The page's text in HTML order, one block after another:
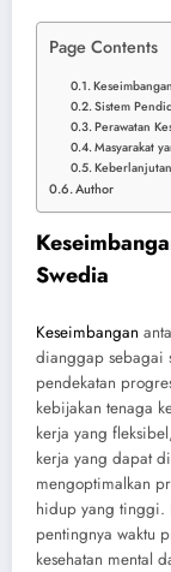
Page Contents
Sistem
Perawatan
Masyarakat
Author
Swedia
Keseimbangan
dianggap sebagai
pendekatan
kebijakan tenaga
kerja yang
kerja yang dapat
mengoptimalkan
hidup yang tinggi.
pentingnya waktu
kesehatan mental